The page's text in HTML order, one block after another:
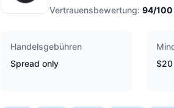
Vertrauensbewertung: 94/100
Handelsgebühren
Spread only
$20